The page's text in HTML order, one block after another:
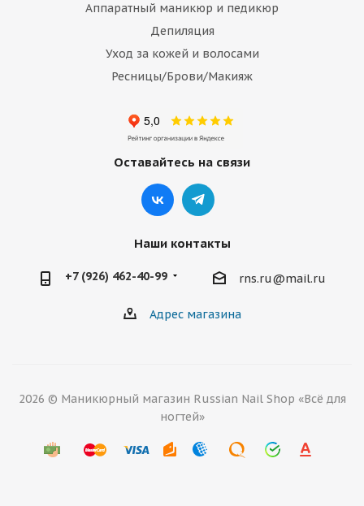
Аппаратный маникюр и педикюр
Депиляция
Уход за кожей и волосами
Ресницы/Брови/Макияж
Оставайтесь на связи
Наши контакты
+7 (926) 462-40-99 rns.ru@mail.ru
Адрес магазина
2026 © Маникюрный магазин Russian Nail Shop «Всё для
ногтей»